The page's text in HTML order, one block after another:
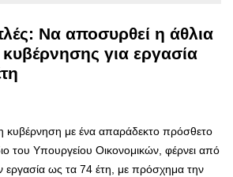
Να αποσυρθεί η άθλια
για εργασία
με ένα απαράδεκτο πρόσθετο
του Υπουργείου Οικονομικών, φέρνει από
εργασία ως τα 74 έτη, με πρόσχημα την